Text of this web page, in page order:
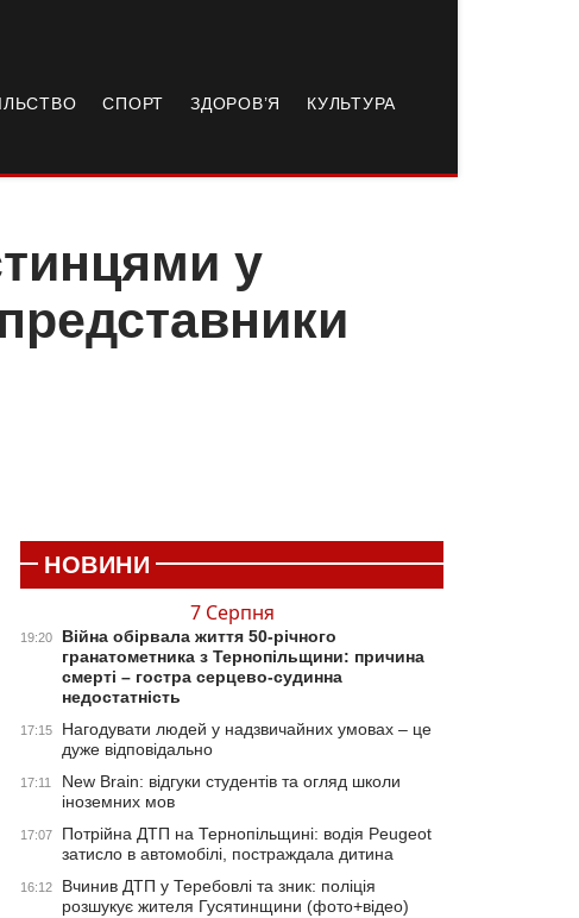
СПОРТ ЗДОРОВ’Я КУЛЬТУРА
у
НОВИНИ
7 Серпня
19:20
Війна обірвала життя 50-річного
гранатометника з Тернопільщини: причина
смерті – гостра серцево-судинна
недостатність
17:15
Нагодувати людей у надзвичайних умовах – це
дуже відповідально
17:11
New Brain: відгуки студентів та огляд школи
іноземних мов
17:07
Потрійна ДТП на Тернопільщині: водія Peugeot
затисло в автомобілі, постраждала дитина
16:12
Вчинив ДТП у Теребовлі та зник: поліція
розшукує жителя Гусятинщини (фото+відео)